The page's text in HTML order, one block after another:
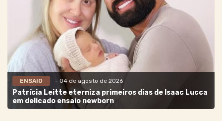
ENSAIO - 04 de agosto de 2026
Patrícia Leitte eterniza primeiros dias de Isaac Lucca
em delicado ensaio newborn